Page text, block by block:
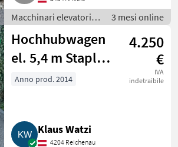
Macchinari elevatori e
per magazzino /
Carrello elevatore
3 mesi online
Hochhubwagen
el. 5,4 m Stapler,
Ameise BT
4.250
€
IVA
indetraibile
Anno prod. 2014
Klaus Watzi
4204 Reichenau